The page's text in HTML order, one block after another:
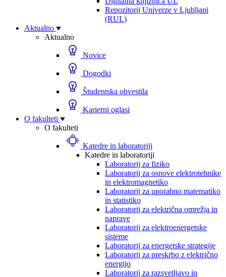
Repozitorij Univerze v Ljubljani
(RUL)
Aktualno
Aktualno
Novice
Dogodki
Študentska obvestila
Karierni oglasi
O fakulteti
O fakulteti
Katedre in laboratoriji
Katedre in laboratoriji
Laboratorij za fiziko
Laboratorij za osnove elektrotehnike
in elektromagnetiko
Laboratorij za uporabno matematiko
in statistiko
Laboratorij za električna omrežja in
naprave
Laboratorij za elektroenergetske
sisteme
Laboratorij za energetske strategije
Laboratorij za preskrbo z električno
energijo
Laboratorij za razsvetljavo in